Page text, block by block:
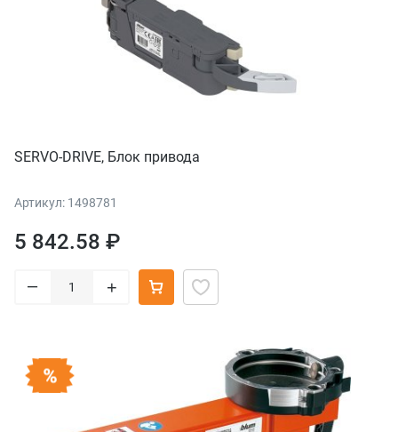
SERVO-DRIVE, Блок привода
Артикул: 1498781
5 842.58 ₽
– +